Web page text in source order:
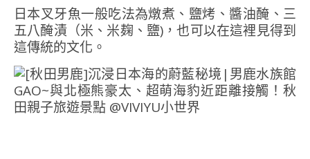
日本叉牙魚一般吃法為燉煮、鹽烤、醬油醃、三
五八醃漬（米、米麹、鹽)，也可以在這裡見得到
這傳統的文化。